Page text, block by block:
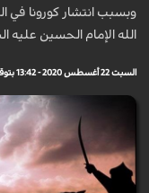
وبسبب انتشار كورونا في
الله الإمام الحسين عليه
السبت 22 أغسطس 2020 - 13:42 بتوقيت مكة